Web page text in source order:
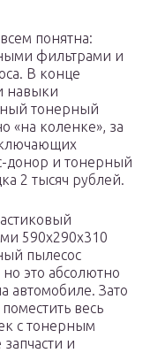
понятна:
фильтрами и
В конце
навыки
тонерный
«на коленке», за
донор и тонерный
2 тысяч рублей.
590х290х310
пылесос
это абсолютно
автомобиле. Зато
весь
с тонерным
и